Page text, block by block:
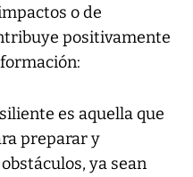
o de
positivamente
es aquella que
preparar y
ya sean